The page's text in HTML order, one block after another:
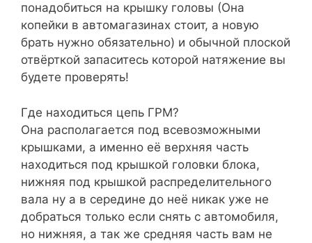
понадобиться на крышку головы (Она
копейки в автомагазинах стоит, а новую
брать нужно обязательно) и обычной плоской
отвёрткой запаситесь которой натяжение вы
будете проверять!
Где находиться цепь ГРМ?
Она располагается под всевозможными
крышками, а именно её верхняя часть
находиться под крышкой головки блока,
нижняя под крышкой распределительного
вала ну а в середине до неё никак уже не
добраться только если снять с автомобиля,
но нижняя, а так же средняя часть вам не